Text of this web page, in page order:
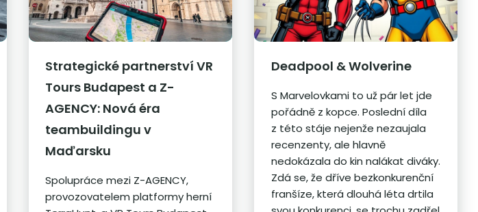
Strategické partnerství VR
Tours Budapest a Z-
AGENCY: Nová éra
teambuildingu v
Maďarsku
Spolupráce mezi Z-AGENCY,
provozovatelem platformy herní
Deadpool & Wolverine
S Marvelovkami to už pár let jde
pořádně z kopce. Poslední díla
z této stáje nejenže nezaujala
recenzenty, ale hlavně
nedokázala do kin nalákat diváky.
Zdá se, že dříve bezkonkurenční
franšíze, která dlouhá léta drtila